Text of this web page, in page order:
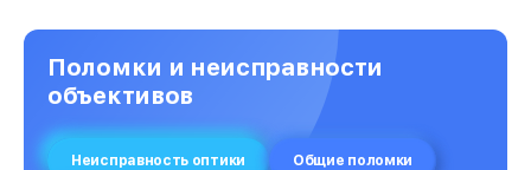
Поломки и неисправности
объективов
Неисправность оптики Общие поломки